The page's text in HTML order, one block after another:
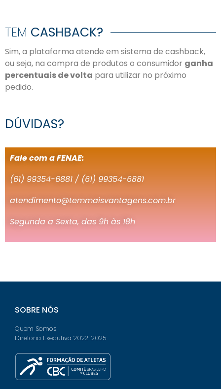
TEM CASHBACK?
Sim, a plataforma atende em sistema de cashback,
ou seja, na compra de produtos o consumidor ganha
percentuais de volta para utilizar no próximo
pedido.
DÚVIDAS?
Fale com a FENAE:
(61) 99354-6881 / (61) 99354-6881
atendimento@temmaisvantagens.com.br
Segunda a Sexta, das 9h às 18h
SOBRE NÓS
Quem Somos
Diretoria Executiva 2022-2025